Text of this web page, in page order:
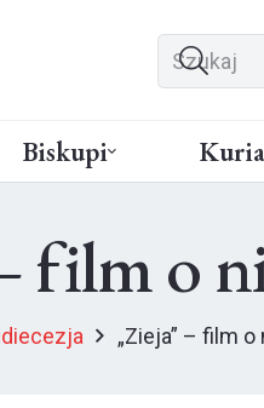
Biskupi Kuria
film o
„Zieja” – film